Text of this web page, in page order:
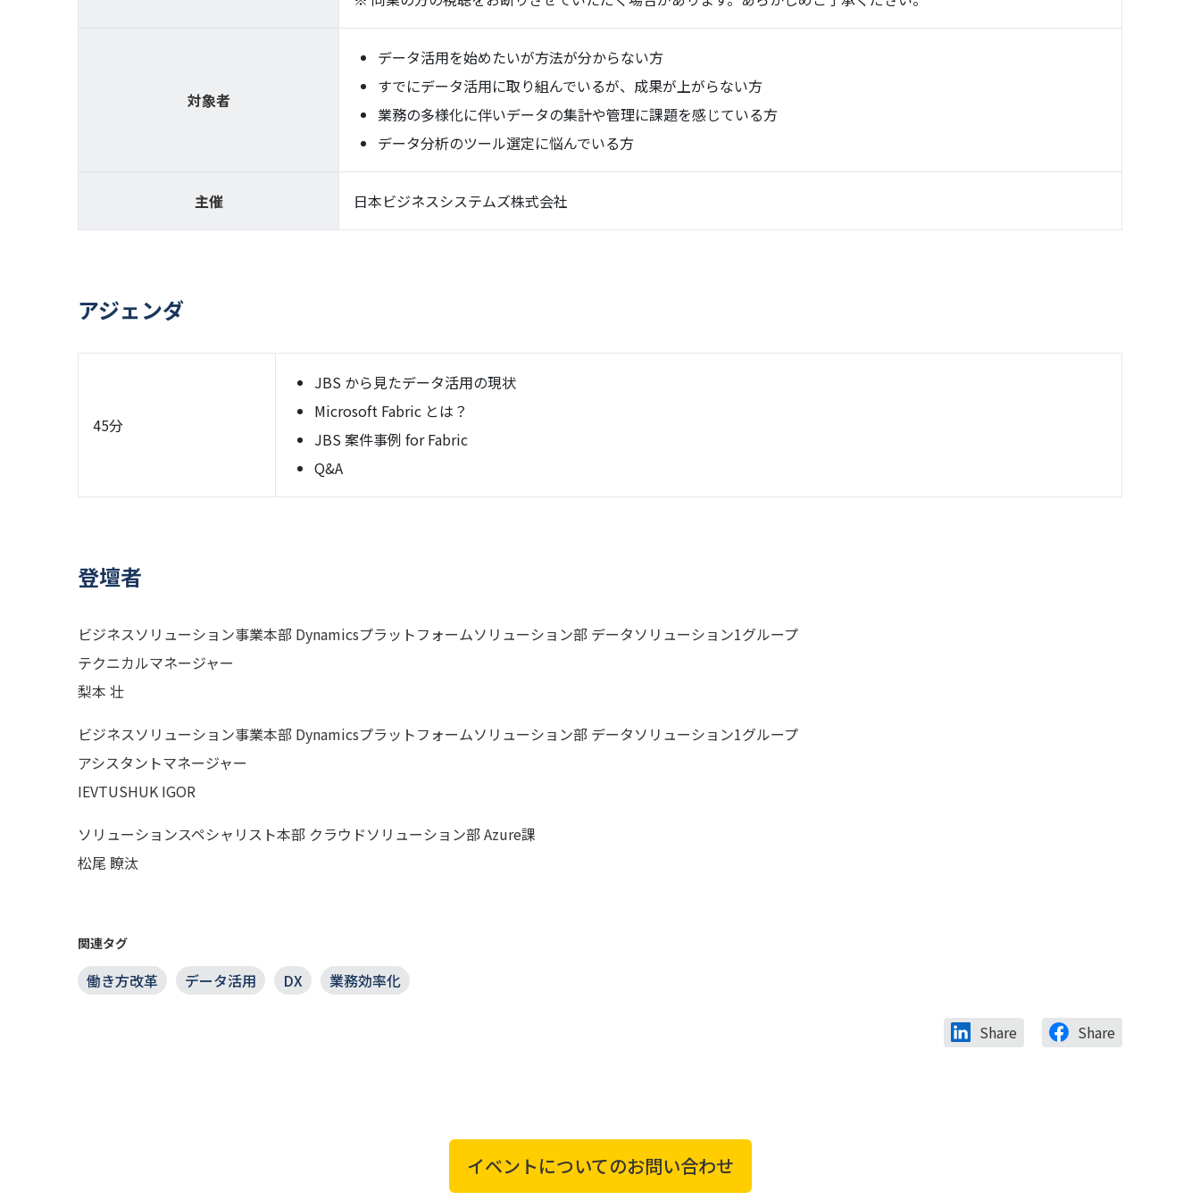
対象者
データ活用を始めたいが方法が分からない方
すでにデータ活用に取り組んでいるが、成果が上がらない方
業務の多様化に伴いデータの集計や管理に課題を感じている方
データ分析のツール選定に悩んでいる方
主催 日本ビジネスシステムズ株式会社
アジェンダ
45分
JBS から見たデータ活用の現状
Microsoft Fabric とは？
JBS 案件事例 for Fabric
Q&A
登壇者
ビジネスソリューション事業本部 Dynamicsプラットフォームソリューション部 データソリューション1グループ
テクニカルマネージャー
梨本 壮
ビジネスソリューション事業本部 Dynamicsプラットフォームソリューション部 データソリューション1グループ
アシスタントマネージャー
IEVTUSHUK IGOR
ソリューションスペシャリスト本部 クラウドソリューション部 Azure課
松尾 瞭汰
関連タグ
働き方改革 データ活用 DX 業務効率化
Share Share
イベントについてのお問い合わせ